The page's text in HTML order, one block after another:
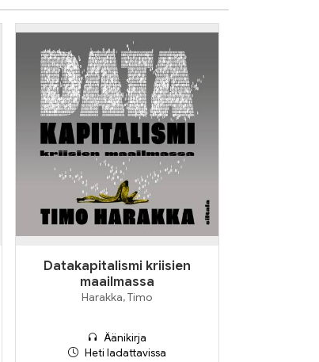
Datakapitalismi kriisien
maailmassa
Harakka, Timo
Äänikirja
Heti ladattavissa